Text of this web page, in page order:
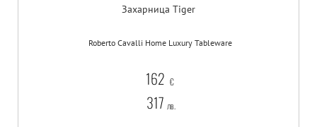
Захарница Tiger
Roberto Cavalli Home Luxury Tableware
162 €
317 лв.